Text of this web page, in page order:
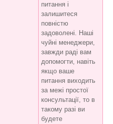
питання і
залишитеся
повністю
задоволені. Наші
чуйні менеджери,
завжди раді вам
допомогти, навіть
якщо ваше
питання виходить
за межі простої
консультації, то в
такому разі ви
будете